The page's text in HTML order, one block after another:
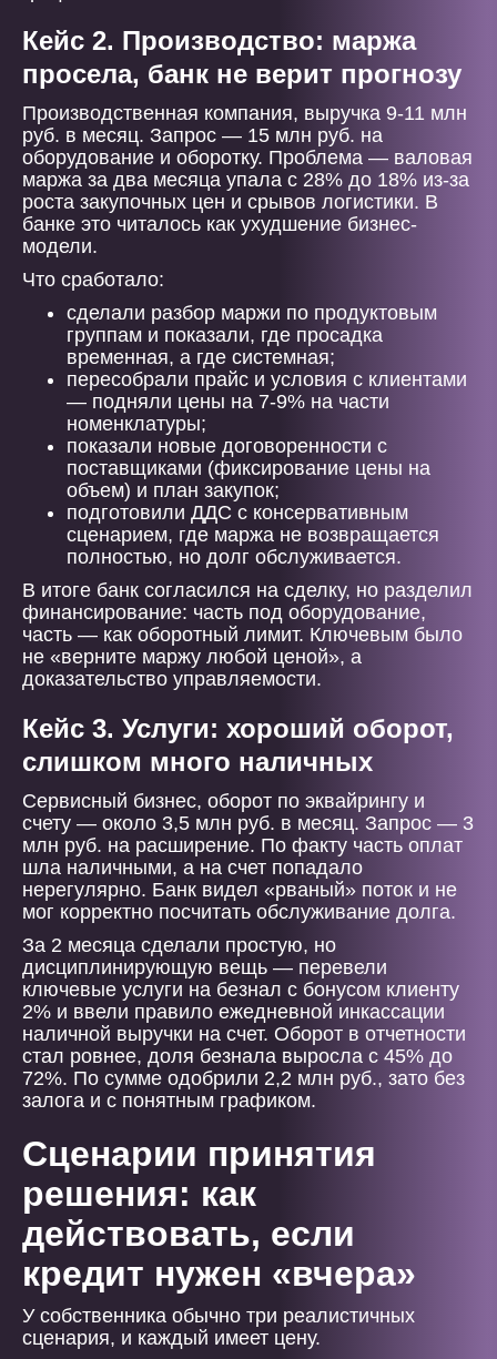
Кейс 2. Производство: маржа
просела, банк не верит прогнозу
Производственная компания, выручка 9-11 млн
руб. в месяц. Запрос — 15 млн руб. на
оборудование и оборотку. Проблема — валовая
маржа за два месяца упала с 28% до 18% из-за
роста закупочных цен и срывов логистики. В
банке это читалось как ухудшение бизнес-
модели.
Что сработало:
сделали разбор маржи по продуктовым
группам и показали, где просадка
временная, а где системная;
пересобрали прайс и условия с клиентами
— подняли цены на 7-9% на части
номенклатуры;
показали новые договоренности с
поставщиками (фиксирование цены на
объем) и план закупок;
подготовили ДДС с консервативным
сценарием, где маржа не возвращается
полностью, но долг обслуживается.
В итоге банк согласился на сделку, но разделил
финансирование: часть под оборудование,
часть — как оборотный лимит. Ключевым было
не «верните маржу любой ценой», а
доказательство управляемости.
Кейс 3. Услуги: хороший оборот,
слишком много наличных
Сервисный бизнес, оборот по эквайрингу и
счету — около 3,5 млн руб. в месяц. Запрос — 3
млн руб. на расширение. По факту часть оплат
шла наличными, а на счет попадало
нерегулярно. Банк видел «рваный» поток и не
мог корректно посчитать обслуживание долга.
За 2 месяца сделали простую, но
дисциплинирующую вещь — перевели
ключевые услуги на безнал с бонусом клиенту
2% и ввели правило ежедневной инкассации
наличной выручки на счет. Оборот в отчетности
стал ровнее, доля безнала выросла с 45% до
72%. По сумме одобрили 2,2 млн руб., зато без
залога и с понятным графиком.
Сценарии принятия
решения: как
действовать, если
кредит нужен «вчера»
У собственника обычно три реалистичных
сценария, и каждый имеет цену.